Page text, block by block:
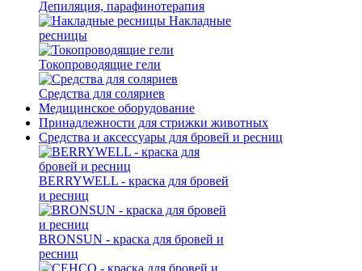
Депиляция, парафинотерапия
Накладные
ресницы
Токопроводящие гели
Средства для соляриев
Медицинское оборудование
Принадлежности для стрижки животных
Средства и аксессуары для бровей и ресниц
BERRYWELL - краска для бровей
и ресниц
BRONSUN - краска для бровей и
ресниц